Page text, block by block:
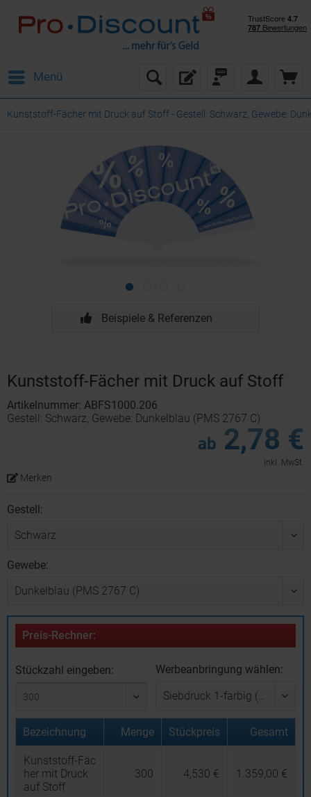
Menü
Kunststoff-Fächer mit Druck auf Stoff - Gestell: Schwarz, Gewebe:
Beispiele & Referenzen
Kunststoff-Fächer mit Druck auf Stoff
Artikelnummer: ABFS1000.206
Gestell: Schwarz, Gewebe: Dunkelblau (PMS 2767 C)
ab 2,78 €
inkl. MwSt.
Merken
Gestell:
Gewebe:
Preis-Rechner:
Stückzahl eingeben: Werbeanbringung wählen:
Bezeichnung Menge Stückpreis Gesamt
Kunststoff-Fäc
her mit Druck
auf Stoff
300 4,530 € 1.359,00 €